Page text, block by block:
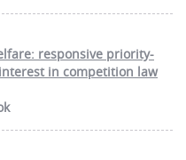
responsive priority-
in competition law